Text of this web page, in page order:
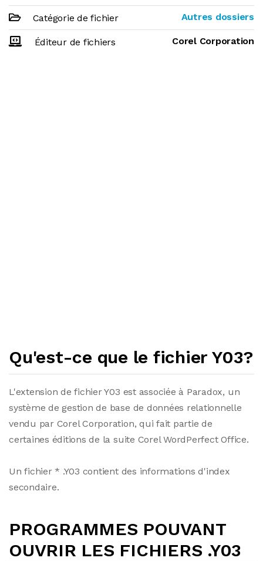
Catégorie de fichier Autres dossiers
Éditeur de fichiers Corel Corporation
Qu'est-ce que le fichier Y03?
L'extension de fichier Y03 est associée à Paradox, un
système de gestion de base de données relationnelle
vendu par Corel Corporation, qui fait partie de
certaines éditions de la suite Corel WordPerfect Office.
Un fichier * .Y03 contient des informations d'index
secondaire.
PROGRAMMES POUVANT
OUVRIR LES FICHIERS .Y03